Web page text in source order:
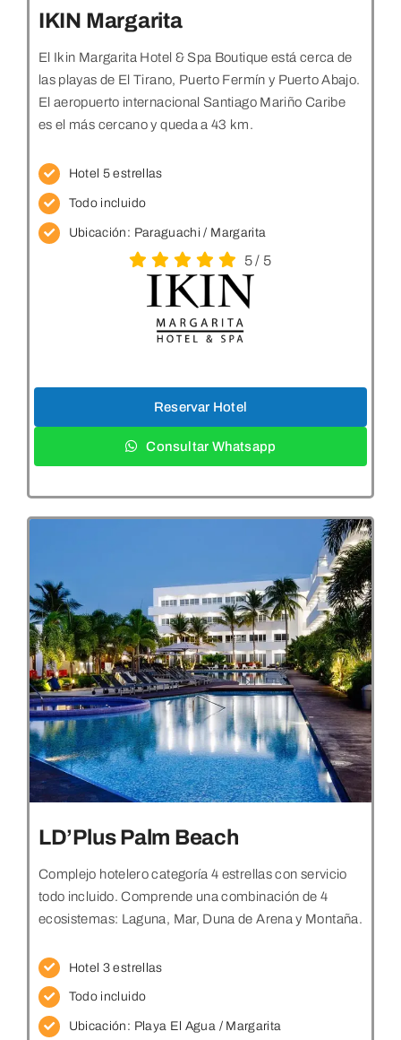
IKIN Margarita
El Ikin Margarita Hotel & Spa Boutique está cerca de
las playas de El Tirano, Puerto Fermín y Puerto Abajo.
El aeropuerto internacional Santiago Mariño Caribe
es el más cercano y queda a 43 km.
Hotel 5 estrellas
Todo incluido
Ubicación: Paraguachi / Margarita
5/ 5
Reservar Hotel
Consultar Whatsapp
LD’Plus Palm Beach
Complejo hotelero categoría 4 estrellas con servicio
todo incluido. Comprende una combinación de 4
ecosistemas: Laguna, Mar, Duna de Arena y Montaña.
Hotel 3 estrellas
Todo incluido
Ubicación: Playa El Agua / Margarita